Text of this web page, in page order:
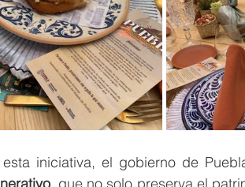
iniciativa, el gobierno de
, que no solo preserva el